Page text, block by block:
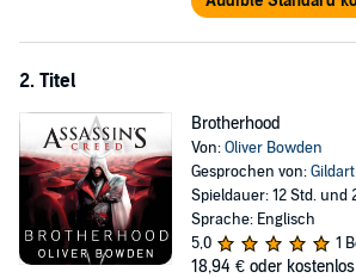
2. Titel
Brotherhood
Von:Oliver Bowden
Gesprochen von:
Spieldauer: 12 Std. und
Sprache: Englisch
5,0
1
18,94 € oder